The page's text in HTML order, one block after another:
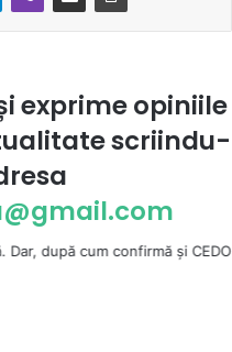
exprime opiniile
scriindu-
cum confirmă şi CEDO în